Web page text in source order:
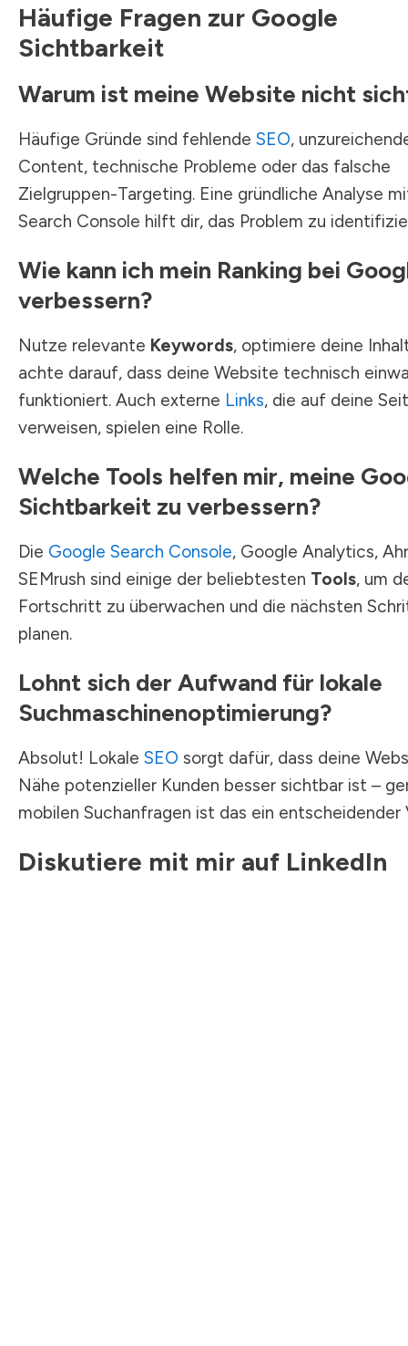
Häufige Fragen zur Google
Sichtbarkeit
Warum ist meine Website nicht
Häufige Gründe sind fehlende SEO,
Content, technische Probleme oder das falsche
Zielgruppen-Targeting. Eine gründliche Analyse
Search Console hilft dir, das Problem zu
Wie kann ich mein Ranking bei
verbessern?
Nutze relevante Keywords, optimiere deine
achte darauf, dass deine Website technisch
funktioniert. Auch externe Links, die auf deine
verweisen, spielen eine Rolle.
Welche Tools helfen mir, meine
Sichtbarkeit zu verbessern?
Die Google Search Console, Google Analytics,
SEMrush sind einige der beliebtesten Tools, um
Fortschritt zu überwachen und die nächsten
planen.
Lohnt sich der Aufwand für lokale
Suchmaschinenoptimierung?
Absolut! Lokale SEO sorgt dafür, dass deine
Nähe potenzieller Kunden besser sichtbar ist –
mobilen Suchanfragen ist das ein entscheidender
Diskutiere mit mir auf LinkedIn